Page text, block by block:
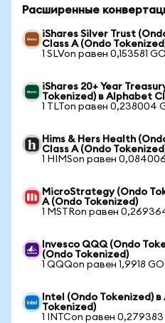
Расширенные
iShares Silver Trust
Class A (Ondo
1 SLVon равен 0,153581
iShares 20+ Year
Tokenized) в Alphabet
1 TLTon равен 0,238004
Hims & Hers Health
Class A (Ondo
1 HIMSon равен
MicroStrategy (Ondo
A (Ondo Tokenized)
1 MSTRon равен
Invesco QQQ (Ondo
(Ondo Tokenized)
1 QQQon равен 1,9918
Intel (Ondo Tokenized)
Tokenized)
1 INTCon равен